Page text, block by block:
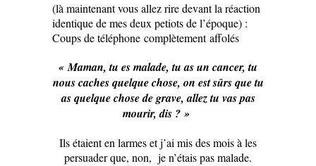
(là maintenant vous allez rire devant la réaction
identique de mes deux petiots de l’époque) :
Coups de téléphone complètement affolés
« Maman, tu es malade, tu as un cancer, tu
nous caches quelque chose, on est sûrs que tu
as quelque chose de grave, allez tu vas pas
mourir, dis ? »
Ils étaient en larmes et j’ai mis des mois à les
persuader que, non, je n’étais pas malade.